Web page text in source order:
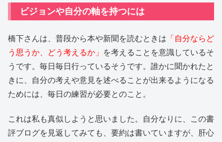
ビジョンや自分の軸を持つには
橋下さんは、普段から本や新聞を読むときは 「自分ならど
う思うか、どう考えるか」
を考えることを意識しているそ
うです。毎日毎日行っているそうです。誰かに聞かれたと
きに、自分の考えや意見を述べることが出来るようになる
ためには、毎日の練習が必要とのこと。
これは私も真似しようと思いました。自分なりに、この書
評ブログを見返してみても、要約は書いていますが、肝心